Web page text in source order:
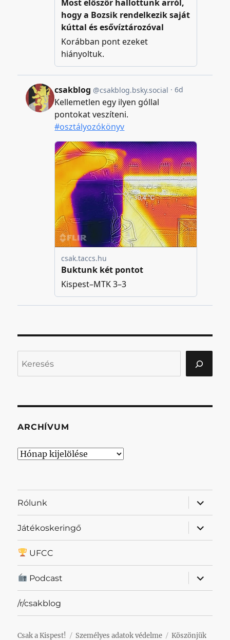
ARCHÍVUM
Archívum
Rólunk
almenü
Játékoskeringő
almenü
UFCC
Podcast
almenü
/r/csakblog
Csak a Kispest! Személyes adatok védelme Köszönjük